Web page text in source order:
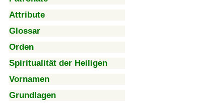
Attribute
Glossar
Orden
Spiritualität der Heiligen
Vornamen
Grundlagen